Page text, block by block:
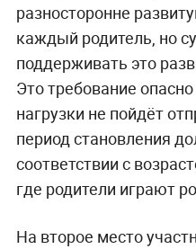
разносторонне
каждый родитель, но
поддерживать это
Это требование
нагрузки не пойдёт
период становления
соответствии с
где родители играют
На второе место